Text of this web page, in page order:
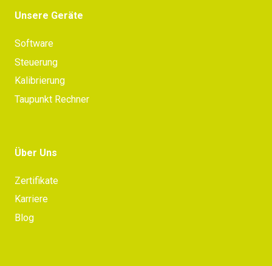
Unsere Geräte
Software
Steuerung
Kalibrierung
Taupunkt Rechner
Über Uns
Zertifikate
Karriere
Blog